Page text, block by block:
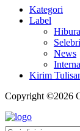
Kategori
Label
News
Kirim
Copyright ©2026